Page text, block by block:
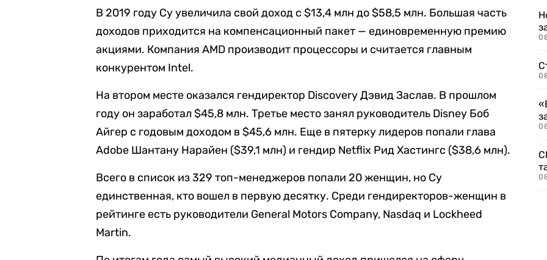
В 2019 году Су увеличила свой доход с $13,4 млн до $58,5 млн. Большая часть
доходов приходится на компенсационный пакет — единовременную премию
акциями. Компания AMD производит процессоры и считается главным
конкурентом Intel.
На втором месте оказался гендиректор Discovery Дэвид Заслав. В прошлом
году он заработал $45,8 млн. Третье место занял руководитель Disney Боб
Айгер с годовым доходом в $45,6 млн. Еще в пятерку лидеров попали глава
Adobe Шантану Нарайен ($39,1 млн) и гендир Netflix Рид Хастингс ($38,6 млн).
Всего в список из 329 топ-менеджеров попали 20 женщин, но Су
единственная, кто вошел в первую десятку. Среди гендиректоров-женщин в
рейтинге есть руководители General Motors Company, Nasdaq и Lockheed
Martin.